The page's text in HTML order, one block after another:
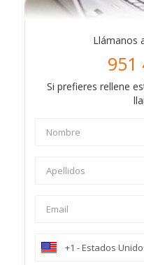
Llámanos
951
Si prefieres rellene